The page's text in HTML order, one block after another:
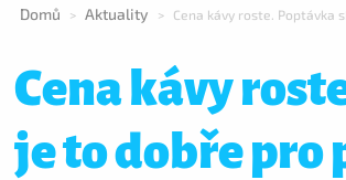
Domů > Aktuality > Cena kávy roste. Poptávka
Cena kávy
je to dobře pro